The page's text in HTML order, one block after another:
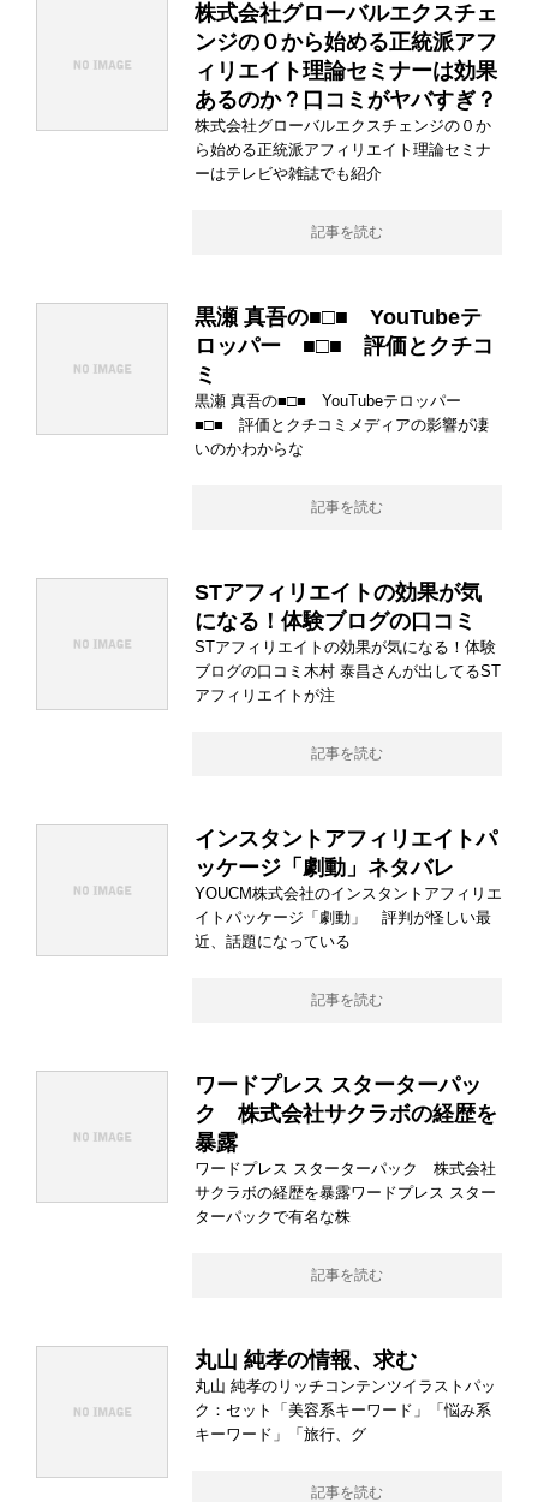
株式会社グローバルエクスチェ
ンジの０から始める正統派アフ
ィリエイト理論セミナーは効果
あるのか？口コミがヤバすぎ？
株式会社グローバルエクスチェンジの０か
ら始める正統派アフィリエイト理論セミナ
ーはテレビや雑誌でも紹介
記事を読む
黒瀬 真吾の■□■ YouTubeテ
ロッパー ■□■ 評価とクチコ
ミ
黒瀬 真吾の■□■ YouTubeテロッパー
■□■ 評価とクチコミメディアの影響が凄
いのかわからな
記事を読む
STアフィリエイトの効果が気
になる！体験ブログの口コミ
STアフィリエイトの効果が気になる！体験
ブログの口コミ木村 泰昌さんが出してるST
アフィリエイトが注
記事を読む
インスタントアフィリエイトパ
ッケージ「劇動」ネタバレ
YOUCM株式会社のインスタントアフィリエ
イトパッケージ「劇動」 評判が怪しい最
近、話題になっている
記事を読む
ワードプレス スターターパッ
ク 株式会社サクラボの経歴を
暴露
ワードプレス スターターパック 株式会社
サクラボの経歴を暴露ワードプレス スター
ターパックで有名な株
記事を読む
丸山 純孝の情報、求む
丸山 純孝のリッチコンテンツイラストパッ
ク：セット「美容系キーワード」「悩み系
キーワード」「旅行、グ
記事を読む